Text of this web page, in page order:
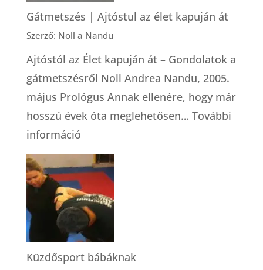
Gátmetszés | Ajtóstul az élet kapuján át
Szerző: Noll a Nandu
Ajtóstól az Élet kapuján át – Gondolatok a
gátmetszésről Noll Andrea Nandu, 2005.
május Prológus Annak ellenére, hogy már
hosszú évek óta meglehetősen… További
információ:
Gátmetszés
|
Ajtóstul
az
élet
kapuján
át
Küzdősport bábáknak